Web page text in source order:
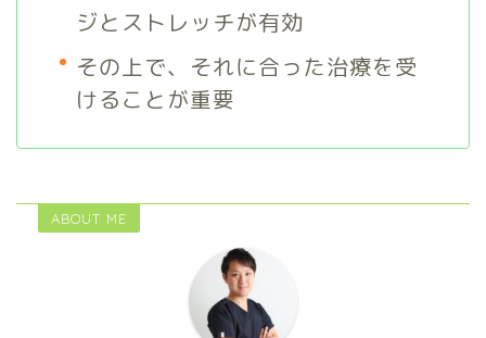
ジとストレッチが有効
その上で、それに合った治療を受
けることが重要
ABOUT ME